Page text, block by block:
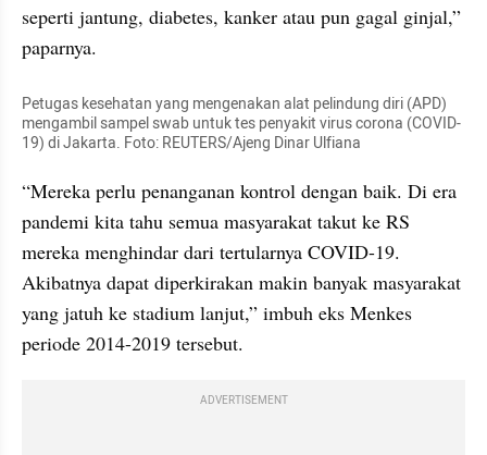
seperti jantung, diabetes, kanker atau pun gagal ginjal,”
paparnya.
Petugas kesehatan yang mengenakan alat pelindung diri (APD)
mengambil sampel swab untuk tes penyakit virus corona (COVID-
19) di Jakarta. Foto: REUTERS/Ajeng Dinar Ulfiana
“Mereka perlu penanganan kontrol dengan baik. Di era
pandemi kita tahu semua masyarakat takut ke RS
mereka menghindar dari tertularnya COVID-19.
Akibatnya dapat diperkirakan makin banyak masyarakat
yang jatuh ke stadium lanjut,” imbuh eks Menkes
periode 2014-2019 tersebut.
ADVERTISEMENT